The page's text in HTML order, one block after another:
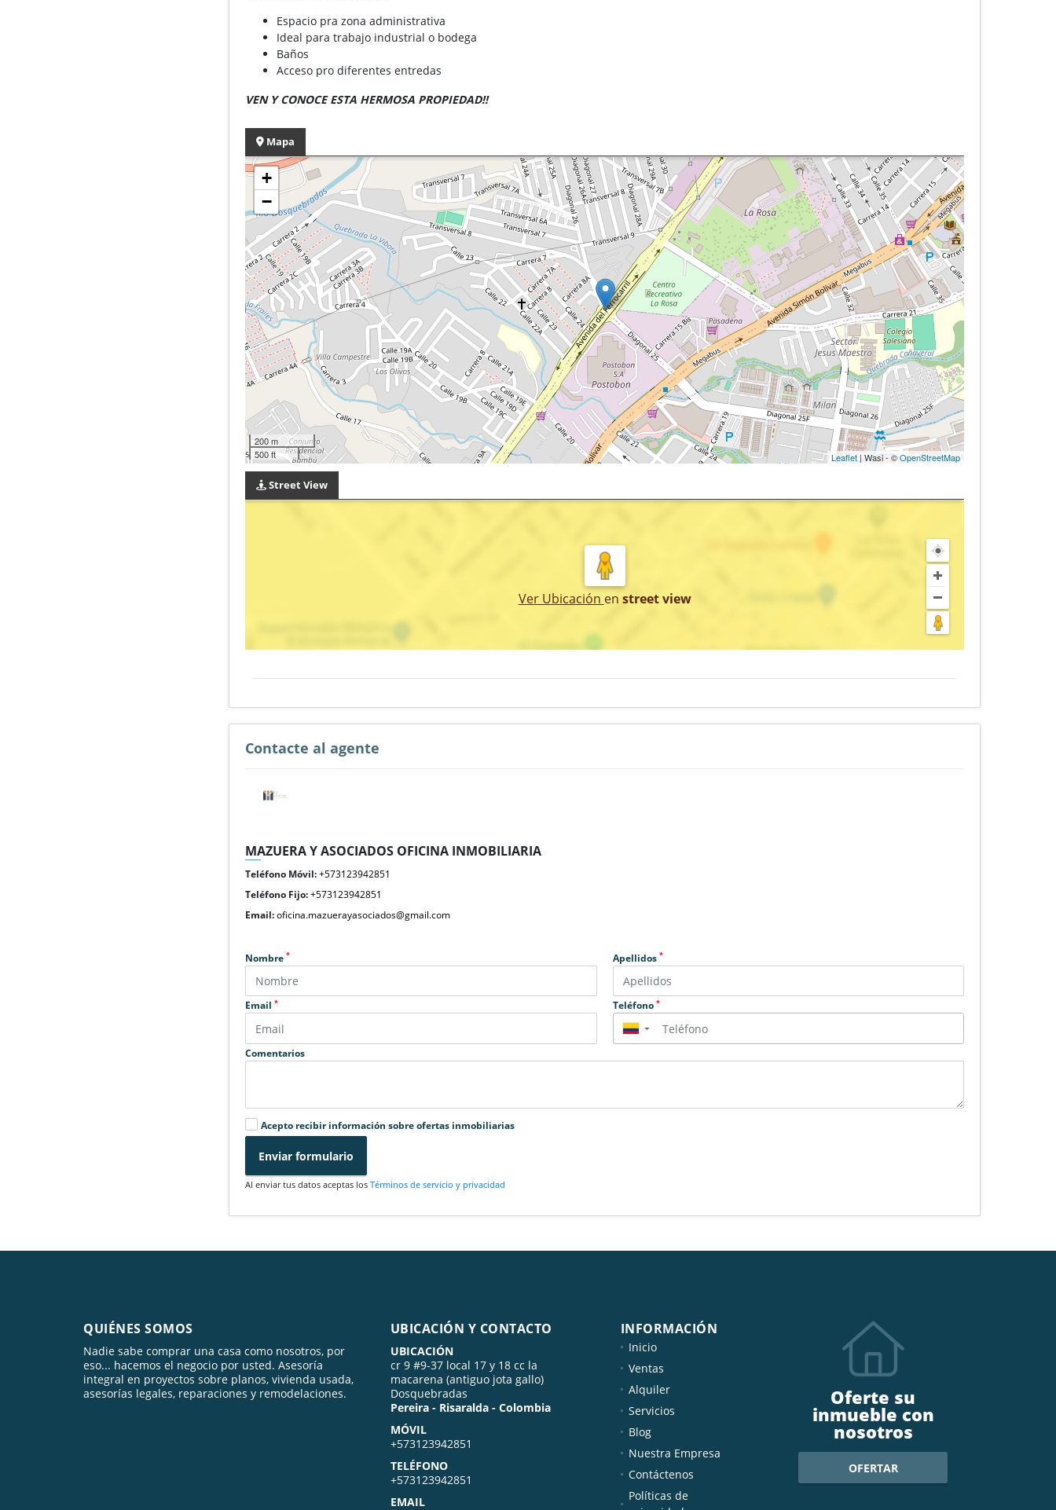
Espacio pra zona administrativa
Ideal para trabajo industrial o bodega
Baños
Acceso pro diferentes entredas
VEN Y CONOCE ESTA HERMOSA PROPIEDAD!!
Mapa
+
−
200 m
500 ft
Leaflet| Wasi - ©OpenStreetMap
Street View
Ver Ubicación en street view
Contacte al agente
MAZUERA Y ASOCIADOS OFICINA INMOBILIARIA
Teléfono Móvil:+573123942851
Teléfono Fijo:+573123942851
Email:oficina.mazuerayasociados@gmail.com
Nombre* Apellidos *
Email* Teléfono *
▼
Comentarios
Acepto recibir información sobre ofertas inmobiliarias
Enviar formulario
Al enviar tus datos aceptas losTérminos de servicio y privacidad
QUIÉNES SOMOS
Nadie sabe comprar una casa como nosotros, por
eso... hacemos el negocio por usted. Asesoría
integral en proyectos sobre planos, vivienda usada,
asesorías legales, reparaciones y remodelaciones.
UBICACIÓN Y CONTACTO
UBICACIÓN
cr 9 #9-37 local 17 y 18 cc la
macarena (antiguo jota gallo)
Dosquebradas
Pereira - Risaralda - Colombia
MÓVIL
+573123942851
TELÉFONO
+573123942851
EMAIL
INFORMACIÓN
Inicio
Ventas
Alquiler
Servicios
Blog
Nuestra Empresa
Contáctenos
Políticas de
Oferte su
inmueble con
nosotros
OFERTAR